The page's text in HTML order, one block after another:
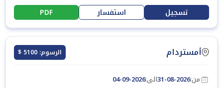
تسجيل استفسار PDF
أمستردام الرسوم: 5100 $
من:31-08-2026الى:04-09-2026